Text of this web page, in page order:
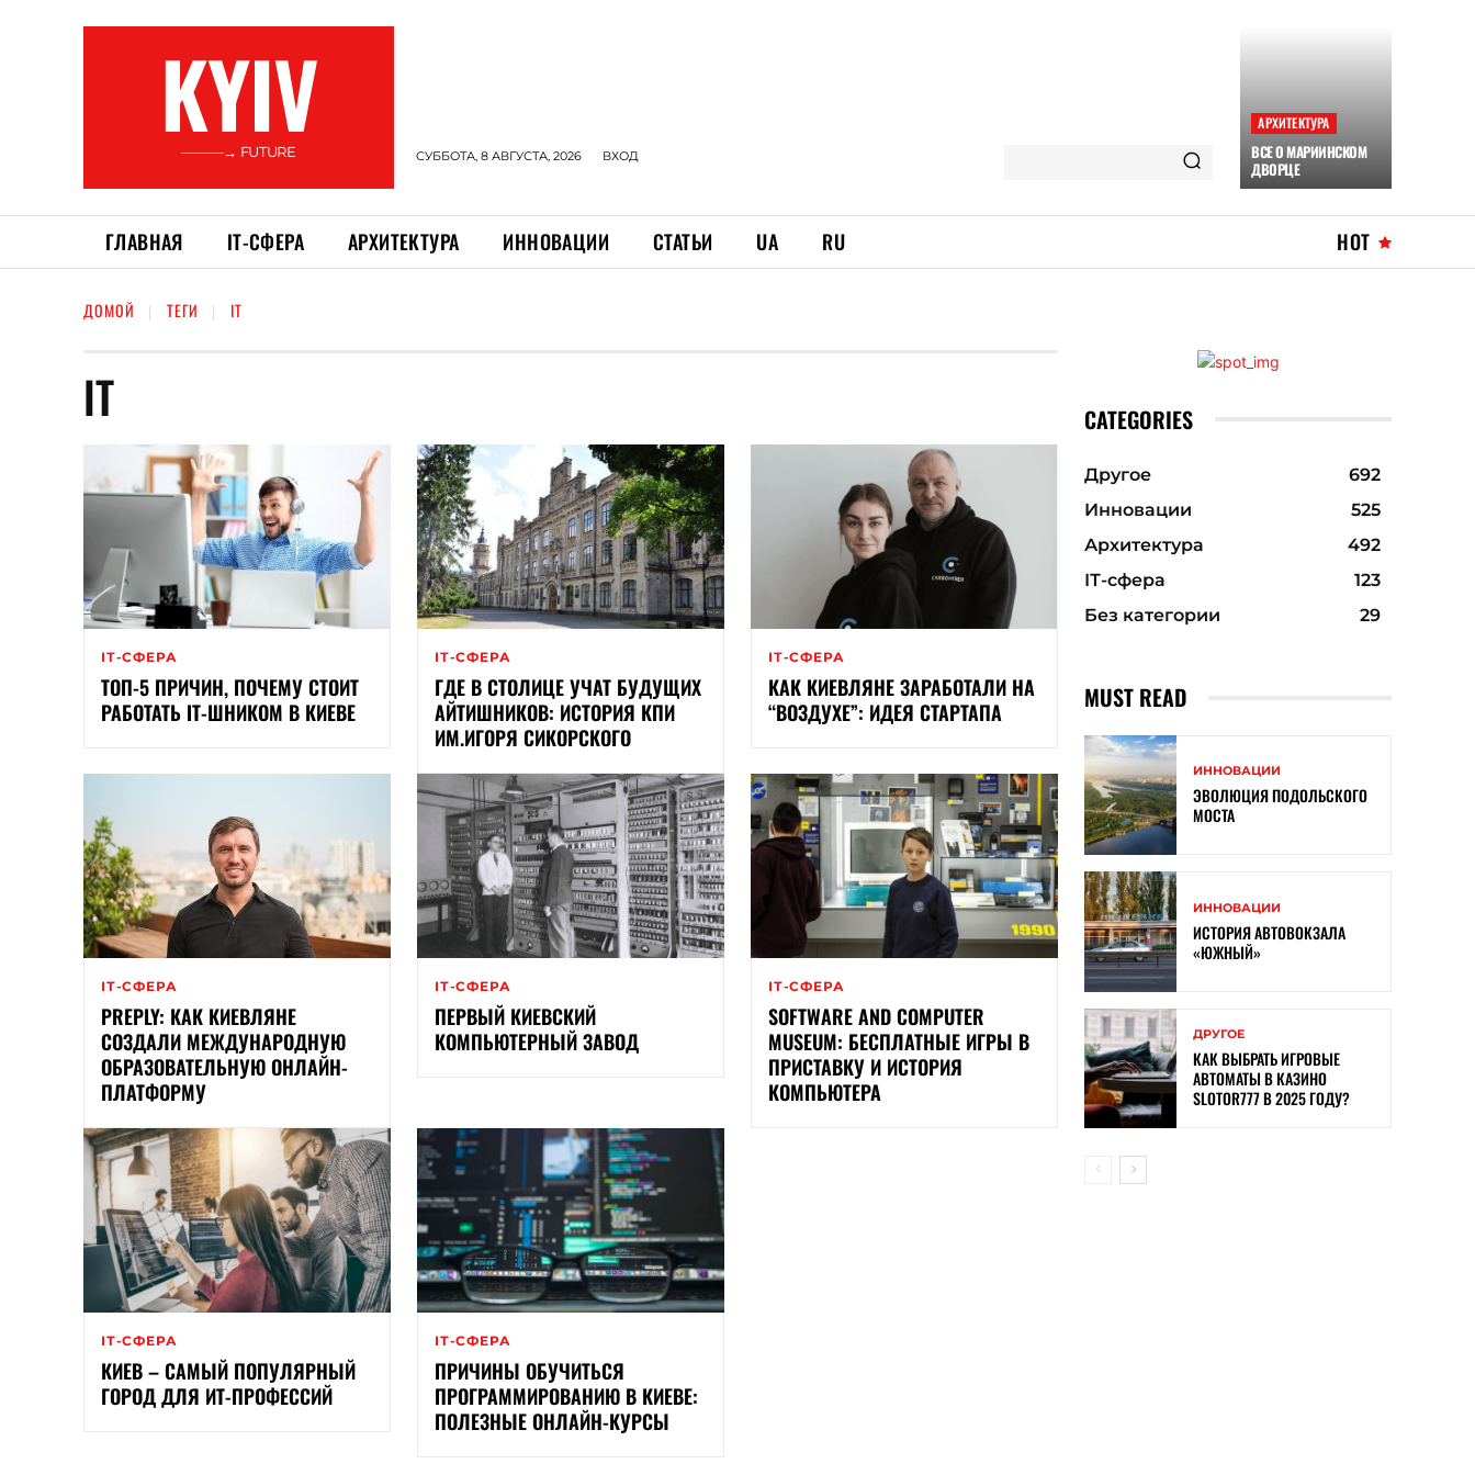
KYIV
———→ FUTURE СУББОТА, 8 АВГУСТА, 2026 ВХОД
АРХИТЕКТУРА
ВСЕ О МАРИИНСКОМ
ДВОРЦЕ
ГЛАВНАЯ ІТ-СФЕРА АРХИТЕКТУРА ИННОВАЦИИ СТАТЬИ UA RU HOT
ДОМОЙ ТЕГИ ІТ
ІТ
ІТ-СФЕРА
ТОП-5 ПРИЧИН, ПОЧЕМУ СТОИТ
РАБОТАТЬ ІТ-ШНИКОМ В КИЕВЕ
ІТ-СФЕРА
ГДЕ В СТОЛИЦЕ УЧАТ БУДУЩИХ
АЙТИШНИКОВ: ИСТОРИЯ КПИ
ИМ.ИГОРЯ СИКОРСКОГО
ІТ-СФЕРА
КАК КИЕВЛЯНЕ ЗАРАБОТАЛИ НА
“ВОЗДУХЕ”: ИДЕЯ СТАРТАПА
ІТ-СФЕРА
PREPLY: КАК КИЕВЛЯНЕ
СОЗДАЛИ МЕЖДУНАРОДНУЮ
ОБРАЗОВАТЕЛЬНУЮ ОНЛАЙН-
ПЛАТФОРМУ
ІТ-СФЕРА
ПЕРВЫЙ КИЕВСКИЙ
КОМПЬЮТЕРНЫЙ ЗАВОД
ІТ-СФЕРА
SOFTWARE AND COMPUTER
MUSEUM: БЕСПЛАТНЫЕ ИГРЫ В
ПРИСТАВКУ И ИСТОРИЯ
КОМПЬЮТЕРА
ІТ-СФЕРА
КИЕВ – САМЫЙ ПОПУЛЯРНЫЙ
ГОРОД ДЛЯ ИТ-ПРОФЕССИЙ
ІТ-СФЕРА
ПРИЧИНЫ ОБУЧИТЬСЯ
ПРОГРАММИРОВАНИЮ В КИЕВЕ:
ПОЛЕЗНЫЕ ОНЛАЙН-КУРСЫ
CATEGORIES
Другое
692
Инновации
525
Архитектура
492
ІТ-сфера
123
Без категории
29
MUST READ
ИННОВАЦИИ
ЭВОЛЮЦИЯ ПОДОЛЬСКОГО
МОСТА
ИННОВАЦИИ
ИСТОРИЯ АВТОВОКЗАЛА
«ЮЖНЫЙ»
ДРУГОЕ
КАК ВЫБРАТЬ ИГРОВЫЕ
АВТОМАТЫ В КАЗИНО
SLOTOR777 В 2025 ГОДУ?